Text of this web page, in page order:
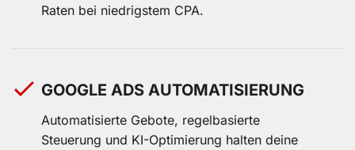
Raten bei niedrigstem CPA.
GOOGLE ADS AUTOMATISIERUNG
Automatisierte Gebote, regelbasierte
Steuerung und KI-Optimierung halten deine